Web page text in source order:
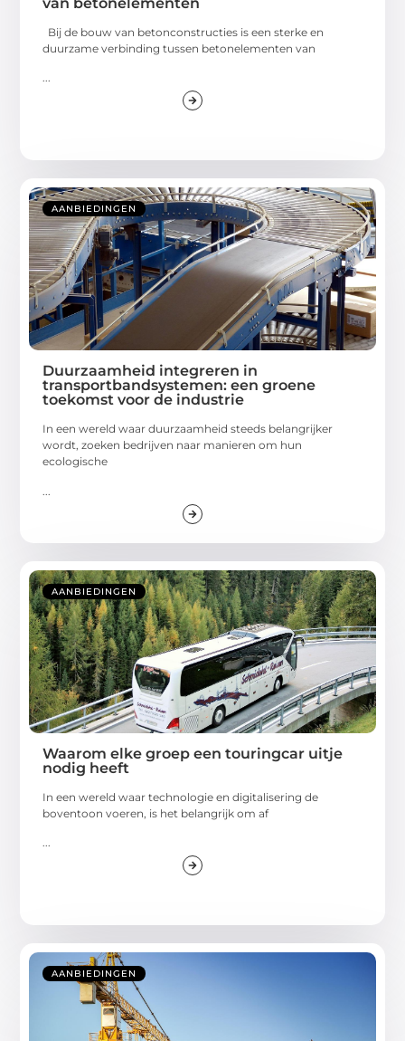
Bij de bouw van betonconstructies is een sterke en
duurzame verbinding tussen betonelementen van
...
AANBIEDINGEN
Duurzaamheid integreren in
transportbandsystemen: een groene
toekomst voor de industrie
In een wereld waar duurzaamheid steeds belangrijker
wordt, zoeken bedrijven naar manieren om hun
ecologische
AANBIEDINGEN
Waarom elke groep een touringcar uitje
nodig heeft
In een wereld waar technologie en digitalisering de
boventoon voeren, is het belangrijk om af
...
AANBIEDINGEN